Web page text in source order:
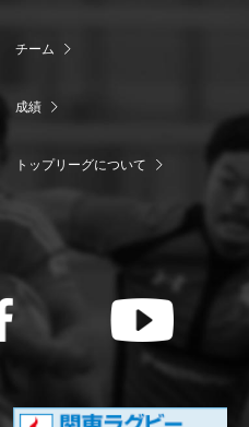
チーム
成績
トップリーグについて